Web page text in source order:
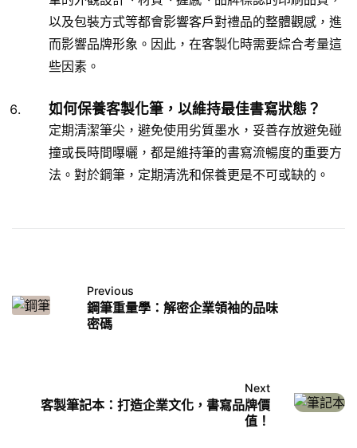
以及包裝方式等都會影響客戶對禮品的整體觀感，進
而影響品牌形象。因此，在客製化時需要綜合考量這
些因素。
如何保養客製化筆，以維持最佳書寫狀態？
定期清潔筆尖，避免使用劣質墨水，妥善存放避免碰
撞或長時間曝曬，都是維持筆的書寫流暢度的重要方
法。對於鋼筆，定期清洗和保養更是不可或缺的。
Previous
鋼筆重量學：解密企業領袖的品味
密碼
Next
客製筆記本：打造企業文化，書寫品牌價
值！